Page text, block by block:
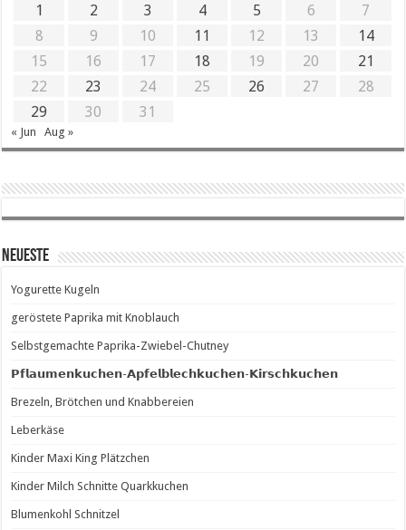
1
2 3 4 5 6
7
8
9 10 11 12 13
14
15
16 17 18 19 20
21
22
23 24 25 26 27
28
29
30 31
« Jun Aug »
Neueste
Yogurette Kugeln
geröstete Paprika mit Knoblauch
Selbstgemachte Paprika-Zwiebel-Chutney
𝗣𝗳𝗹𝗮𝘂𝗺𝗲𝗻𝗸𝘂𝗰𝗵𝗲𝗻-𝗔𝗽𝗳𝗲𝗹𝗯𝗹𝗲𝗰𝗵𝗸𝘂𝗰𝗵𝗲𝗻-𝗞𝗶𝗿𝘀𝗰𝗵𝗸𝘂𝗰𝗵𝗲𝗻
Brezeln, Brötchen und Knabbereien
Leberkäse
Kinder Maxi King Plätzchen
Kinder Milch Schnitte Quarkkuchen
Blumenkohl Schnitzel